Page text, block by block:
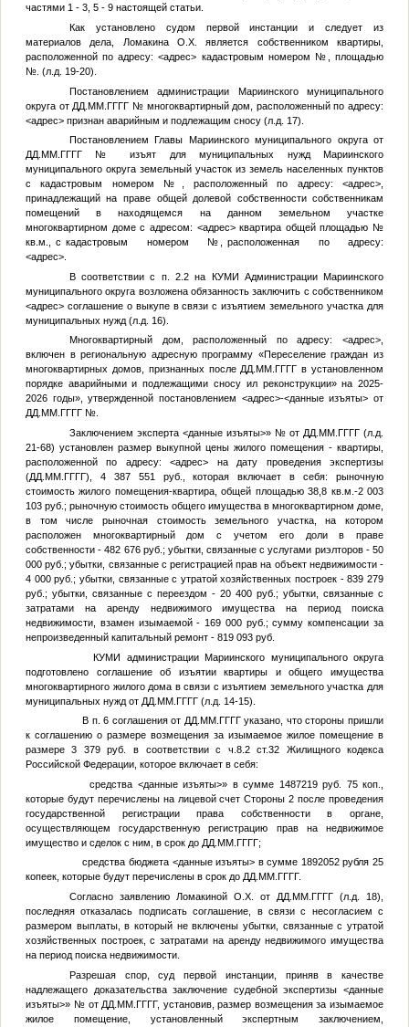
частями 1 - 3, 5 - 9 настоящей статьи.
Как установлено судом первой инстанции и следует из
материалов дела, Ломакина О.Х. является собственником квартиры,
расположенной по адресу:<адрес> кадастровым номером №
, площадью
№. (л.д. 19-20).
Постановлением администрации Мариинского муниципального
округа от ДД.ММ.ГГГГ № многоквартирный дом, расположенный по адресу:
<адрес>признан аварийным и подлежащим сносу (л.д. 17).
Постановлением Главы Мариинского муниципального округа от
ДД.ММ.ГГГГ
№
изъят для муниципальных нужд Мариинского
муниципального округа земельный участок из земель населенных пунктов
с кадастровым номером № , расположенный по адресу:<адрес>
принадлежащий на праве общей долевой собственности собственникам
помещений в находящемся на данном земельном участке
многоквартирном доме с адресом: <адрес>квартира общей площадью №
кв.м., с кадастровым номером №
, расположенная по адресу:
<адрес>.
В соответствии с п. 2.2 на КУМИ Администрации Мариинского
муниципального округа возложена обязанность заключить с собственником
<адрес>соглашение о выкупе в связи с изъятием земельного участка для
муниципальных нужд (л.д. 16).
Многоквартирный дом, расположенный по адресу:<адрес>
включен в региональную адресную программу «Переселение граждан из
многоквартирных домов, признанных после ДД.ММ.ГГГГ в установленном
порядке аварийными и подлежащими сносу ил реконструкции» на 2025-
2026 годы», утвержденной постановлением <адрес>-<данные изъяты> от
ДД.ММ.ГГГГ №.
Заключением эксперта <данные изъяты>» № от ДД.ММ.ГГГГ (л.д.
21-68) установлен размер выкупной цены жилого помещения - квартиры,
расположенной по адресу:<адрес> на дату проведения экспертизы
(ДД.ММ.ГГГГ), 4 387 551 руб., которая включает в себя: рыночную
стоимость жилого помещения-квартира, общей площадью 38,8 кв.м.-2 003
103 руб.; рыночную стоимость общего имущества в многоквартирном доме,
в том числе рыночная стоимость земельного участка, на котором
расположен многоквартирный дом с учетом его доли в праве
собственности - 482 676 руб.; убытки, связанные с услугами риэлторов - 50
000 руб.; убытки, связанные с регистрацией прав на объект недвижимости -
4 000 руб.; убытки, связанные с утратой хозяйственных построек - 839 279
руб.; убытки, связанные с переездом - 20 400 руб.; убытки, связанные с
затратами на аренду недвижимого имущества на период поиска
недвижимости, взамен изымаемой - 169 000 руб.; сумму компенсации за
непроизведенный капитальный ремонт - 819 093 руб.
КУМИ администрации Мариинского муниципального округа
подготовлено соглашение об изъятии квартиры и общего имущества
многоквартирного жилого дома в связи с изъятием земельного участка для
муниципальных нужд от ДД.ММ.ГГГГ(л.д. 14-15).
В п. 6 соглашения от ДД.ММ.ГГГГуказано, что стороны пришли
к соглашению о размере возмещения за изымаемое жилое помещение в
размере 3 379 руб. в соответствии с ч.8.2 ст.32 Жилищного кодекса
Российской Федерации, которое включает в себя:
средства <данные изъяты>» в сумме 1487219 руб. 75 коп.,
которые будут перечислены на лицевой счет Стороны 2 после проведения
государственной регистрации права собственности в органе,
осуществляющем государственную регистрацию прав на недвижимое
имущество и сделок с ним, в срок до ДД.ММ.ГГГГ;
средства бюджета <данные изъяты> в сумме 1892052 рубля 25
копеек, которые будут перечислены в срок до ДД.ММ.ГГГГ.
Согласно заявлению Ломакиной О.Х. от ДД.ММ.ГГГГ (л.д. 18),
последняя отказалась подписать соглашение, в связи с несогласием с
размером выплаты, в который не включены убытки, связанные с утратой
хозяйственных построек, с затратами на аренду недвижимого имущества
на период поиска недвижимости.
Разрешая спор, суд первой инстанции, приняв в качестве
надлежащего доказательства заключение судебной экспертизы<данные
изъяты>» № от ДД.ММ.ГГГГ, установив, размер возмещения за изымаемое
жилое помещение, установленный экспертным заключением,